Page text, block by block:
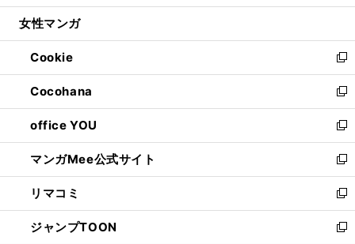
開
ウ
開
く
ン
ウ
で
開
く
ウ
ン
ド
ウ
で
開
く
し
ウ
ィ
ン
ド
ウ
で
開
く
女性マンガ
Cookie
新
し
い
ウ
ィ
ン
ド
ウ
で
開
く
Cocohana
新
し
い
ウ
ィ
ン
ド
ウ
で
office YOU
新
し
い
ウ
ィ
ン
ド
マンガMee公式サイト
新
し
い
ウ
ィ
リマコミ
新
し
い
ジャンプTOON
新